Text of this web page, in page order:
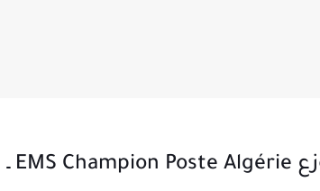
إعلان توظيف في منصب سائق موزع EMS Champion Poste Algérie ـ